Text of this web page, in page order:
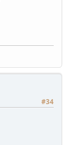
#34